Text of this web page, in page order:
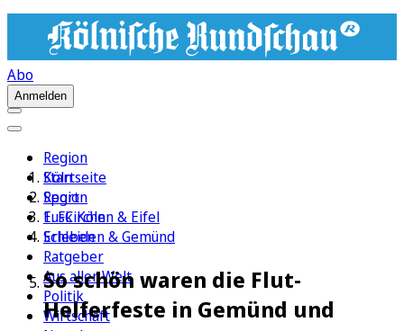
Abo
Anmelden
Region
Köln
Sport
1. FC Köln
Erleben
Ratgeber
Aus aller Welt
Politik
Wirtschaft
Startseite
Region
Euskirchen & Eifel
Schleiden & Gemünd
So schön waren die Flut-
Helferfeste in Gemünd und